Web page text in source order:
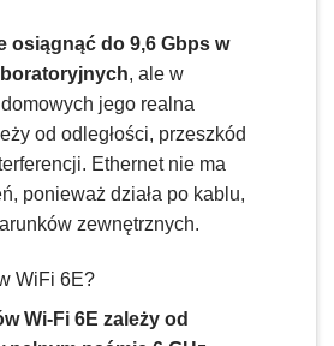
osiągnąć do 9,6 Gbps w
, ale w
jego realna
od odległości, przeszkód
Ethernet nie ma
ponieważ działa po kablu,
zewnętrznych.
WiFi 6E?
Wi-Fi 6E zależy od